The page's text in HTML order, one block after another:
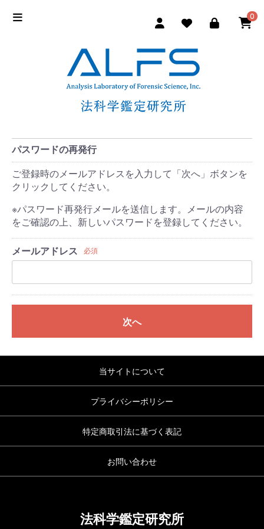
0
パスワードの再発行
ご登録時のメールアドレスを入力して「次へ」ボタンを
クリックしてください。
※パスワード再発行メールを送信します。メールの内容
をご確認の上、新しいパスワードを登録してください。
メールアドレス 必須
次へ
当サイトについて
プライバシーポリシー
特定商取引法に基づく表記
お問い合わせ
法科学鑑定研究所